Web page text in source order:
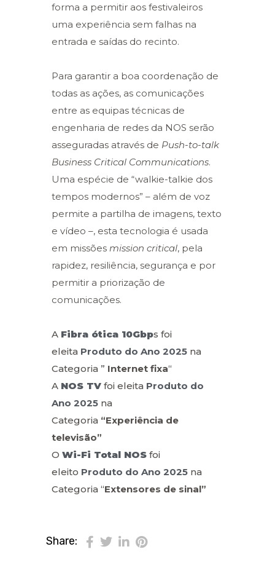
forma a permitir aos festivaleiros
uma experiência sem falhas na
entrada e saídas do recinto.
Para garantir a boa coordenação de
todas as ações, as comunicações
entre as equipas técnicas de
engenharia de redes da NOS serão
asseguradas através de Push-to-talk
Business Critical Communications.
Uma espécie de “walkie-talkie dos
tempos modernos” – além de voz
permite a partilha de imagens, texto
e vídeo –, esta tecnologia é usada
em missões mission critical, pela
rapidez, resiliência, segurança e por
permitir a priorização de
comunicações.
A Fibra ótica 10Gbps foi
eleita Produto do Ano 2025 na
Categoria ” Internet fixa“
A NOS TV foi eleita Produto do
Ano 2025 na
Categoria “Experiência de
televisão”
O Wi-Fi Total NOS foi
eleito Produto do Ano 2025 na
Categoria “Extensores de sinal”
Share: